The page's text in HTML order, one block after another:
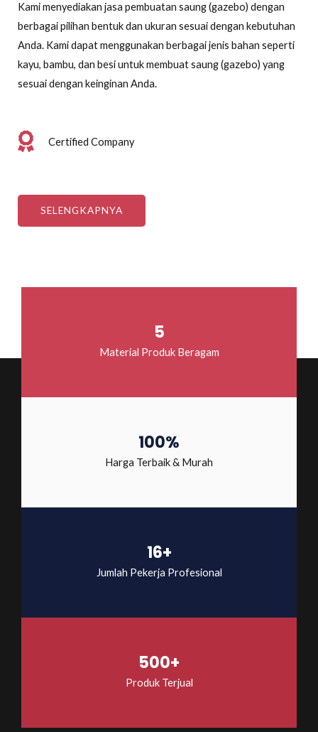
Kami menyediakan jasa pembuatan saung (gazebo) dengan
berbagai pilihan bentuk dan ukuran sesuai dengan kebutuhan
Anda. Kami dapat menggunakan berbagai jenis bahan seperti
kayu, bambu, dan besi untuk membuat saung (gazebo) yang
sesuai dengan keinginan Anda.
Certified Company
SELENGKAPNYA
5
Material Produk Beragam
100%
Harga Terbaik & Murah
16+
Jumlah Pekerja Profesional
500+
Produk Terjual